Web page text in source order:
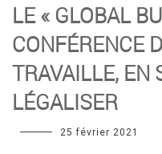
LE « GLOBAL
CONFÉRENCE
TRAVAILLE, EN
LÉGALISER
25 février 2021